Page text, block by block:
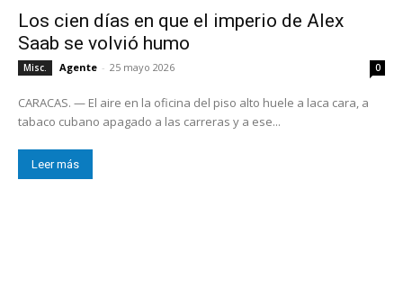
Los cien días en que el imperio de Alex
Saab se volvió humo
Misc. Agente - 25 mayo 2026 0
CARACAS. — El aire en la oficina del piso alto huele a laca cara, a
tabaco cubano apagado a las carreras y a ese...
Leer más